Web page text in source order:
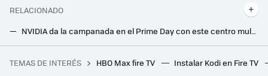
RELACIONADO
NVIDIA da la campanada en el Prime Day con este centro multimedia a precio de chollo
En 2020, el teletexto triunfó tanto en una prisión de Pontevedra que la Audiencia Nacional tuvo que cambiar la ley de inmediato
TEMAS DE INTERÉS HBO Max fire TV Instalar Kodi en Fire TV